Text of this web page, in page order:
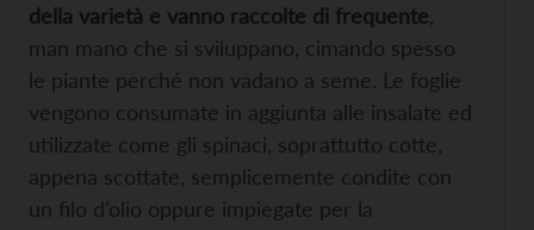
della varietà e vanno raccolte di frequente
man mano che si sviluppano, cimando spesso
le piante perché non vadano a seme. Le foglie
vengono consumate in aggiunta alle insalate ed
utilizzate come gli spinaci, soprattutto cotte,
appena scottate, semplicemente condite con
un filo d’olio oppure impiegate per la